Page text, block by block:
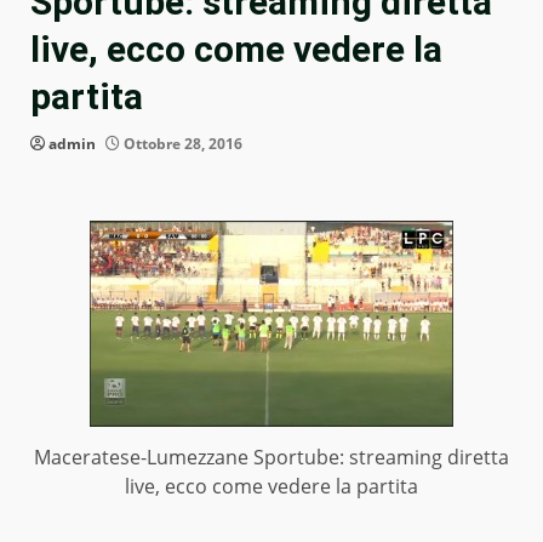
live, ecco come vedere la
partita
admin Ottobre 28, 2016
Maceratese-Lumezzane Sportube: streaming diretta
live, ecco come vedere la partita